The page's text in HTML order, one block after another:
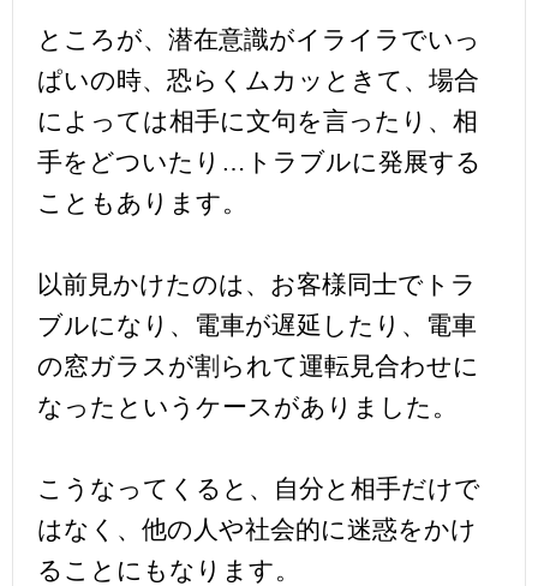
ところが、潜在意識がイライラでいっ
ぱいの時、恐らくムカッときて、場合
によっては相手に文句を言ったり、相
手をどついたり…トラブルに発展する
こともあります。
以前見かけたのは、お客様同士でトラ
ブルになり、電車が遅延したり、電車
の窓ガラスが割られて運転見合わせに
なったというケースがありました。
こうなってくると、自分と相手だけで
はなく、他の人や社会的に迷惑をかけ
ることにもなります。